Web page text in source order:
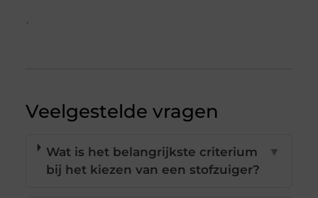
.
Veelgestelde vragen
Wat is het belangrijkste criterium
bij het kiezen van een stofzuiger?
▼